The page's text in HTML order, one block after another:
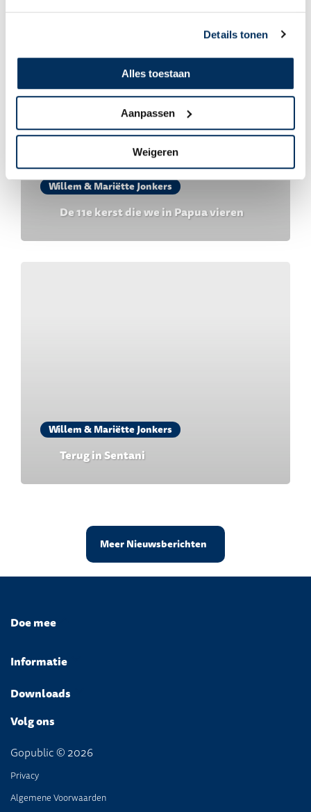
Details tonen
Alles toestaan
Aanpassen
Weigeren
Willem & Mariëtte Jonkers
De 11e kerst die we in Papua vieren
Willem & Mariëtte Jonkers
Terug in Sentani
Meer Nieuwsberichten
Doe mee
Informatie
Downloads
Volg ons
Gopublic © 2026
Privacy
Algemene Voorwaarden